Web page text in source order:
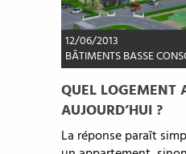
12/06/2013
BÂTIMENTS BASSE
QUEL LOGEMENT
AUJOURD’HUI ?
La réponse paraît